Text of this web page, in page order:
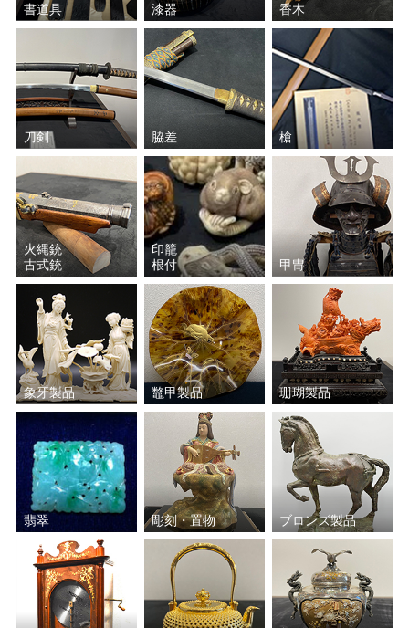
書道具
漆器
香木
刀剣 脇差 槍
火縄銃
古式銃
印籠
根付
甲冑
象牙製品 鼈甲製品 珊瑚製品
翡翠 彫刻・置物 ブロンズ製品